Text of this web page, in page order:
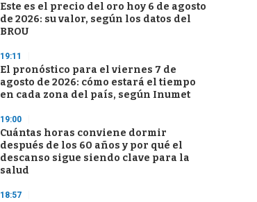
Este es el precio del oro hoy 6 de agosto
de 2026: su valor, según los datos del
BROU
19:11
El pronóstico para el viernes 7 de
agosto de 2026: cómo estará el tiempo
en cada zona del país, según Inumet
19:00
Cuántas horas conviene dormir
después de los 60 años y por qué el
descanso sigue siendo clave para la
salud
18:57